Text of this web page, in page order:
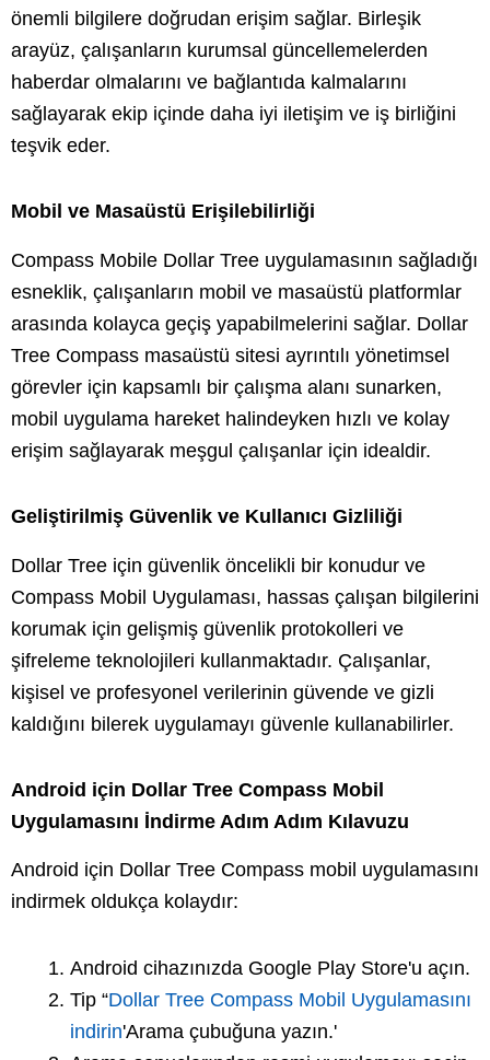
önemli bilgilere doğrudan erişim sağlar. Birleşik
arayüz, çalışanların kurumsal güncellemelerden
haberdar olmalarını ve bağlantıda kalmalarını
sağlayarak ekip içinde daha iyi iletişim ve iş birliğini
teşvik eder.
Mobil ve Masaüstü Erişilebilirliği
Compass Mobile Dollar Tree uygulamasının sağladığı
esneklik, çalışanların mobil ve masaüstü platformlar
arasında kolayca geçiş yapabilmelerini sağlar. Dollar
Tree Compass masaüstü sitesi ayrıntılı yönetimsel
görevler için kapsamlı bir çalışma alanı sunarken,
mobil uygulama hareket halindeyken hızlı ve kolay
erişim sağlayarak meşgul çalışanlar için idealdir.
Geliştirilmiş Güvenlik ve Kullanıcı Gizliliği
Dollar Tree için güvenlik öncelikli bir konudur ve
Compass Mobil Uygulaması, hassas çalışan bilgilerini
korumak için gelişmiş güvenlik protokolleri ve
şifreleme teknolojileri kullanmaktadır. Çalışanlar,
kişisel ve profesyonel verilerinin güvende ve gizli
kaldığını bilerek uygulamayı güvenle kullanabilirler.
Android için Dollar Tree Compass Mobil
Uygulamasını İndirme Adım Adım Kılavuzu
Android için Dollar Tree Compass mobil uygulamasını
indirmek oldukça kolaydır:
Android cihazınızda Google Play Store'u açın.
Tip “Dollar Tree Compass Mobil Uygulamasını
indirin'Arama çubuğuna yazın.'